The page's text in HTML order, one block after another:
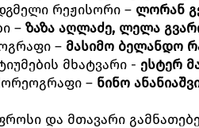
რეჟისორი – ლორან
– ზაზა აღლაძე, ლელა
– მასიმო ბელანდო
მხატვარი - ესტერ
– ნინო
და მთავარი